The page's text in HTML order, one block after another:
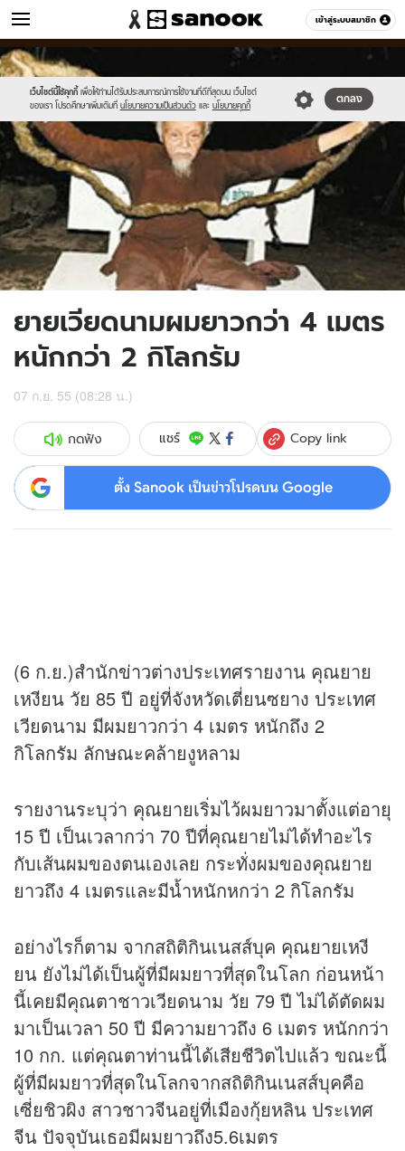
เข้าสู่ระบบสมาชิก
ข่าว หมวดอื่นๆ
เว็บไซต์นี้ใช้คุกกี้ เพื่อให้ท่านได้รับประสบการณ์การใช้งานที่ดีที่สุดบน เว็บไซต์
ของเรา โปรดศึกษาเพิ่มเติมที่ นโยบายความเป็นส่วนตัว และ นโยบายคุกกี้
ตกลง
Sanook
//s.isanook.com/sr/0/images/logo-
new-
sanook.png
600
60
//s.isanook.com/ns/0/ud/228/1140782/1.jpg
ยายเวียดนามผมยาวกว่า 4 เมตร
หนักกว่า 2 กิโลกรัม
07 ก.ย. 55 (08:28 น.)
กดฟัง แชร์ Copy link
ตั้ง Sanook เป็นข่าวโปรดบน Google
(6 ก.ย.)สำนักข่าวต่างประเทศรายงาน คุณยาย
เหงียน วัย 85 ปี อยู่ที่จังหวัดเตี่ยนซยาง ประเทศ
เวียดนาม มีผมยาวกว่า 4 เมตร หนักถึง 2
กิโลกรัม ลักษณะคล้ายงูหลาม
รายงานระบุว่า คุณยายเริ่มไว้ผมยาวมาตั้งแต่อายุ
15 ปี เป็นเวลากว่า 70 ปีที่คุณยายไม่ได้ทำอะไร
กับเส้นผมของตนเองเลย กระทั่งผมของคุณยาย
ยาวถึง 4 เมตรและมีน้ำหนักหกว่า 2 กิโลกรัม
อย่างไรก็ตาม จากสถิติกินเนสส์บุค คุณยายเหงี
ยน ยังไม่ได้เป็นผู้ที่มีผมยาวที่สุดในโลก ก่อนหน้า
นี้เคยมีคุณตาชาวเวียดนาม วัย 79 ปี ไม่ได้ตัดผม
มาเป็นเวลา 50 ปี มีความยาวถึง 6 เมตร หนักกว่า
10 กก. แต่คุณตาท่านนี้ได้เสียชีวิตไปแล้ว ขณะนี้
ผู้ที่มีผมยาวที่สุดในโลกจากสถิติกินเนสส์บุคคือ
เซี่ยชิวผิง สาวชาวจีนอยู่ที่เมืองกุ้ยหลิน ประเทศ
จีน ปัจจุบันเธอมีผมยาวถึง5.6เมตร